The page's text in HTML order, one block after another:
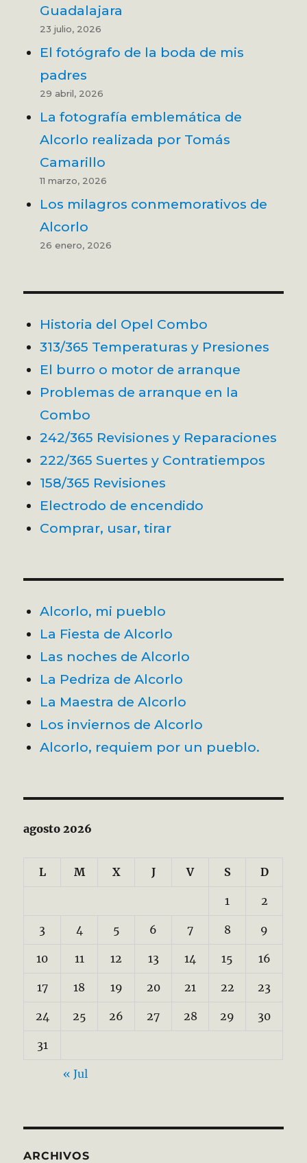
Guadalajara
23 julio, 2026
El fotógrafo de la boda de mis
padres
29 abril, 2026
La fotografía emblemática de
Alcorlo realizada por Tomás
Camarillo
11 marzo, 2026
Los milagros conmemorativos de
Alcorlo
26 enero, 2026
Historia del Opel Combo
313/365 Temperaturas y Presiones
El burro o motor de arranque
Problemas de arranque en la
Combo
242/365 Revisiones y Reparaciones
222/365 Suertes y Contratiempos
158/365 Revisiones
Electrodo de encendido
Comprar, usar, tirar
Alcorlo, mi pueblo
La Fiesta de Alcorlo
Las noches de Alcorlo
La Pedriza de Alcorlo
La Maestra de Alcorlo
Los inviernos de Alcorlo
Alcorlo, requiem por un pueblo.
agosto 2026
L M X J V S D
1 2
3 4 5 6 7 8 9
10 11 12 13 14 15 16
17 18 19 20 21 22 23
24 25 26 27 28 29 30
31
« Jul
ARCHIVOS